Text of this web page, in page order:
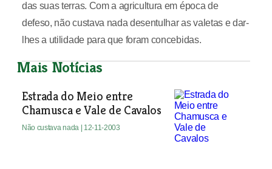
das suas terras. Com a agricultura em época de
defeso, não custava nada desentulhar as valetas e dar-
lhes a utilidade para que foram concebidas.
Mais Notícias
Estrada do Meio entre
Chamusca e Vale de Cavalos
Não custava nada | 12-11-2003